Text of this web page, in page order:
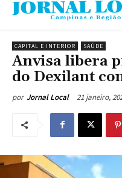
CAPITAL E INTERIOR SAÚDE
Anvisa libera
do Dexilant
por Jornal Local 21 janeiro,